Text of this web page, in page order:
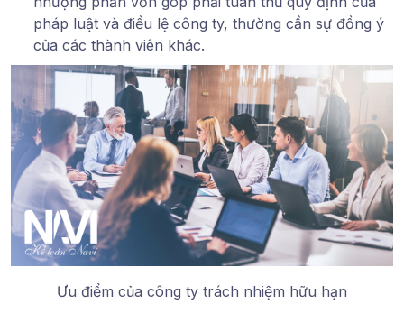
pháp luật và điều lệ công ty, thường cần sự đồng ý
của các thành viên khác.
Ưu điểm của công ty trách nhiệm hữu hạn